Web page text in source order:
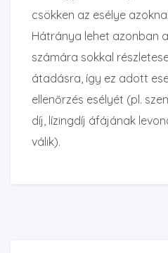
csökken az esélye
Hátránya lehet azonban
számára sokkal
átadásra, így ez adott
ellenőrzés esélyét (pl.
díj, lízingdíj áfájának
válik).